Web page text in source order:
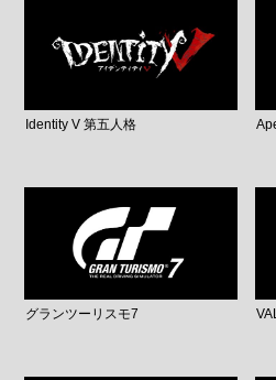
Identity V 第五人格
グランツーリスモ7